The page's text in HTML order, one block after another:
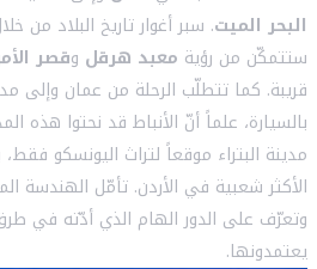
البحر الميت. سبر أغوار تاريخ البلاد من
ستتمكّن من رؤية معبد هرقل وقصر
قريبة. كما تتطلّب الرحلة من عمان وإلى
بالسيارة، علماً أنّ الأنباط قد نحتوا هذه
مدينة البتراء موقعاً لتراث اليونسكو
الأكثر شعبية في الأردن. تأمّل الهندسة
وتعرّف على الدور الهام الذي أدّته في طرق
يعتمدونها.